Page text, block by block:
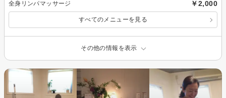
全身リンパマッサージ ￥2,000
すべてのメニューを見る
その他の情報を表示